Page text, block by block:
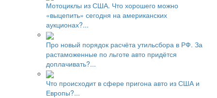
Мотоциклы из США. Что хорошего можно
«выцепить» сегодня на американских
аукционах?...
Про новый порядок расчёта утильсбора в РФ. За
растаможенные по льготе авто придётся
доплачивать?...
Что происходит в сфере пригона авто из США и
Европы?...